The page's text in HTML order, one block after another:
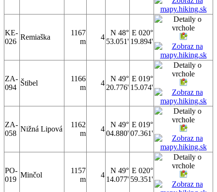
KE-
026
Remiaška
1167
m
4
N 48°
53.051'
E 020°
19.894'
ZA-
094
Štibel
1166
m
4
N 49°
20.776'
E 019°
15.074'
ZA-
058
Nižná Lipová
1162
m
4
N 49°
04.880'
E 019°
07.361'
PO-
019
Minčol
1157
m
4
N 49°
14.077'
E 020°
59.351'